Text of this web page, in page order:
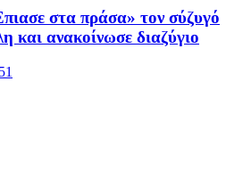
στα πράσα» τον σύζυγό
και ανακοίνωσε διαζύγιο